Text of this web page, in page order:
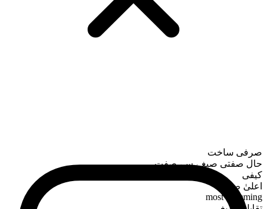
صرفی ساخت
حال صفتی صیغے سے صفت
کیفی
اعلیٰ صیغہ
most brimming